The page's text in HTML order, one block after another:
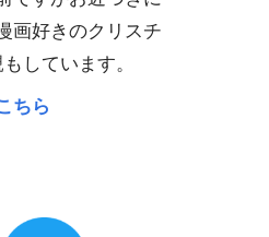
画好きのクリスチ
しています。
ちら